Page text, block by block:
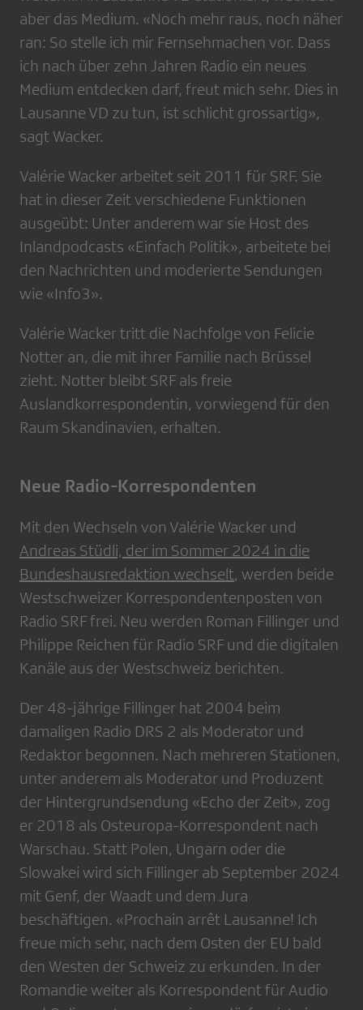
aber das Medium. «Noch mehr raus, noch näher
ran: So stelle ich mir Fernsehmachen vor. Dass
ich nach über zehn Jahren Radio ein neues
Medium entdecken darf, freut mich sehr. Dies in
Lausanne VD zu tun, ist schlicht grossartig»,
sagt Wacker.
Valérie Wacker arbeitet seit 2011 für SRF. Sie
hat in dieser Zeit verschiedene Funktionen
ausgeübt: Unter anderem war sie Host des
Inlandpodcasts «Einfach Politik», arbeitete bei
den Nachrichten und moderierte Sendungen
wie «Info3».
Valérie Wacker tritt die Nachfolge von Felicie
Notter an, die mit ihrer Familie nach Brüssel
zieht. Notter bleibt SRF als freie
Auslandkorrespondentin, vorwiegend für den
Raum Skandinavien, erhalten.
Neue Radio-Korrespondenten
Mit den Wechseln von Valérie Wacker und
Andreas Stüdli, der im Sommer 2024 in die
Bundeshausredaktion wechselt, werden beide
Westschweizer Korrespondentenposten von
Radio SRF frei. Neu werden Roman Fillinger und
Philippe Reichen für Radio SRF und die digitalen
Kanäle aus der Westschweiz berichten.
Der 48-jährige Fillinger hat 2004 beim
damaligen Radio DRS 2 als Moderator und
Redaktor begonnen. Nach mehreren Stationen,
unter anderem als Moderator und Produzent
der Hintergrundsendung «Echo der Zeit», zog
er 2018 als Osteuropa-Korrespondent nach
Warschau. Statt Polen, Ungarn oder die
Slowakei wird sich Fillinger ab September 2024
mit Genf, der Waadt und dem Jura
beschäftigen. «Prochain arrêt Lausanne! Ich
freue mich sehr, nach dem Osten der EU bald
den Westen der Schweiz zu erkunden. In der
Romandie weiter als Korrespondent für Audio